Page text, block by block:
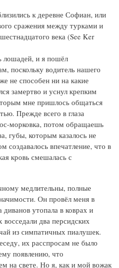
к деревне Софиан, или
сражения между турками и
века (See Ker
лошадей, и я пошёл
поскольку водитель нашего
не способен ни на какие
замертво и уснул крепким
мне пришлось общаться
Прежде всего в глаза
морковка, потом обращаешь
губы, которым казалось не
создавалось впечатление, что в
кровь смешалась с
медлительны, полные
Он провёл меня в
утопала в коврах и
два персидских
из симпатичных пиалушек.
их расспросам не было
появлению, что
на свете. Но я, как и мой вожак